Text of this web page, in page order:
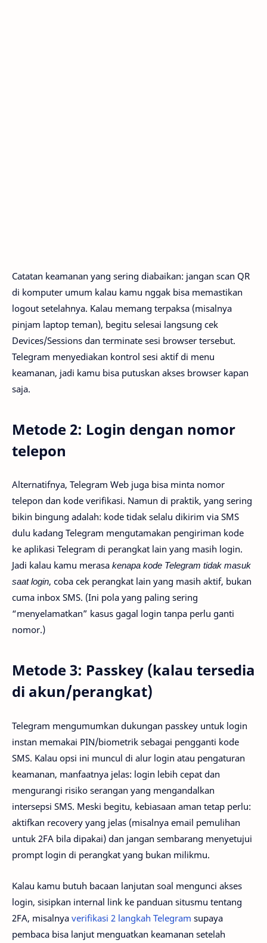
Catatan keamanan yang sering diabaikan: jangan scan QR
di komputer umum kalau kamu nggak bisa memastikan
logout setelahnya. Kalau memang terpaksa (misalnya
pinjam laptop teman), begitu selesai langsung cek
Devices/Sessions dan terminate sesi browser tersebut.
Telegram menyediakan kontrol sesi aktif di menu
keamanan, jadi kamu bisa putuskan akses browser kapan
saja.
Metode 2: Login dengan nomor
telepon
Alternatifnya, Telegram Web juga bisa minta nomor
telepon dan kode verifikasi. Namun di praktik, yang sering
bikin bingung adalah: kode tidak selalu dikirim via SMS
dulu kadang Telegram mengutamakan pengiriman kode
ke aplikasi Telegram di perangkat lain yang masih login.
Jadi kalau kamu merasa kenapa kode Telegram tidak masuk
saat login, coba cek perangkat lain yang masih aktif, bukan
cuma inbox SMS. (Ini pola yang paling sering
“menyelamatkan” kasus gagal login tanpa perlu ganti
nomor.)
Metode 3: Passkey (kalau tersedia
di akun/perangkat)
Telegram mengumumkan dukungan passkey untuk login
instan memakai PIN/biometrik sebagai pengganti kode
SMS. Kalau opsi ini muncul di alur login atau pengaturan
keamanan, manfaatnya jelas: login lebih cepat dan
mengurangi risiko serangan yang mengandalkan
intersepsi SMS. Meski begitu, kebiasaan aman tetap perlu:
aktifkan recovery yang jelas (misalnya email pemulihan
untuk 2FA bila dipakai) dan jangan sembarang menyetujui
prompt login di perangkat yang bukan milikmu.
Kalau kamu butuh bacaan lanjutan soal mengunci akses
login, sisipkan internal link ke panduan situsmu tentang
2FA, misalnya verifikasi 2 langkah Telegram supaya
pembaca bisa lanjut menguatkan keamanan setelah